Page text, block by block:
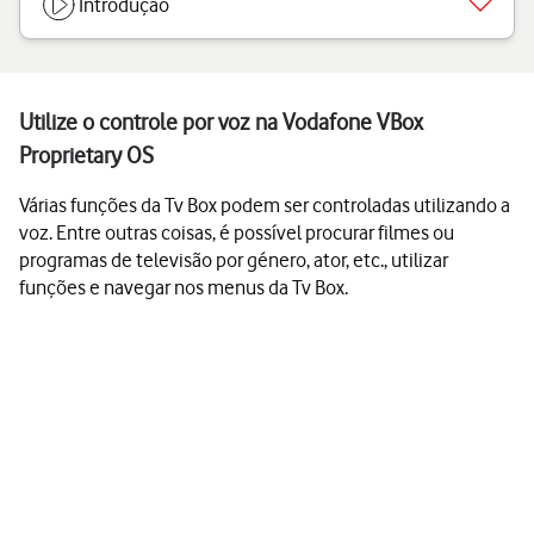
Introdução
Utilize o controle por voz na Vodafone VBox
Proprietary OS
Várias funções da Tv Box podem ser controladas utilizando a
voz. Entre outras coisas, é possível procurar filmes ou
programas de televisão por género, ator, etc., utilizar
funções e navegar nos menus da Tv Box.